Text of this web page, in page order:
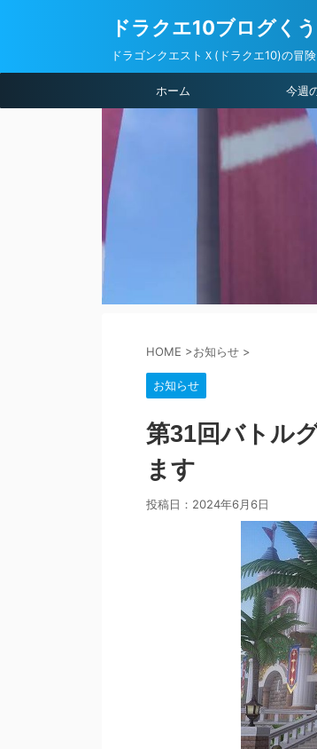
ドラクエ10ブログく
ドラゴンクエストＸ(ドラクエ10)の冒
ホーム 今週
HOME >お知らせ >
お知らせ
第31回バトル
ます
投稿日： 2024年6月6日